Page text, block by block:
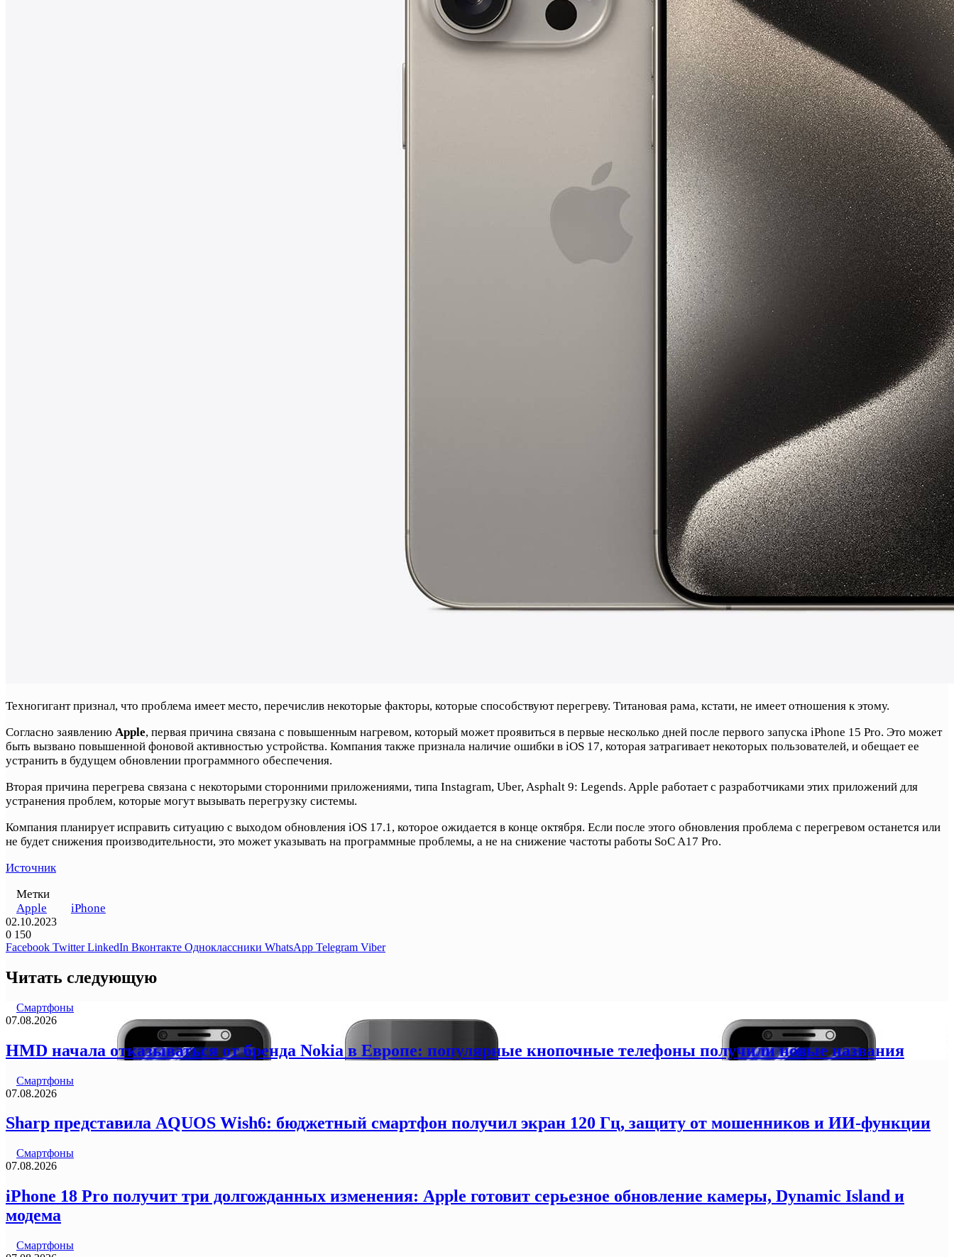
Техногигант признал, что проблема имеет место, перечислив некоторые факторы, которые способствуют перегреву. Титановая рама, кстати, не имеет отношения к этому.
Согласно заявлению Apple, первая причина связана с повышенным нагревом, который может проявиться в первые несколько дней после первого запуска iPhone 15 Pro. Это может
быть вызвано повышенной фоновой активностью устройства. Компания также признала наличие ошибки в iOS 17, которая затрагивает некоторых пользователей, и обещает ее
устранить в будущем обновлении программного обеспечения.
Вторая причина перегрева связана с некоторыми сторонними приложениями, типа Instagram, Uber, Asphalt 9: Legends. Apple работает с разработчиками этих приложений для
устранения проблем, которые могут вызывать перегрузку системы.
Компания планирует исправить ситуацию с выходом обновления iOS 17.1, которое ожидается в конце октября. Если после этого обновления проблема с перегревом останется или
не будет снижения производительности, это может указывать на программные проблемы, а не на снижение частоты работы SoC A17 Pro.
Источник
Метки
Apple
iPhone
02.10.2023
0 150
Facebook Twitter LinkedIn Вконтакте Одноклассники WhatsApp Telegram Viber
Читать следующую
Смартфоны
07.08.2026
HMD начала отказываться от бренда Nokia в Европе: популярные кнопочные телефоны получили новые названия
Смартфоны
07.08.2026
Sharp представила AQUOS Wish6: бюджетный смартфон получил экран 120 Гц, защиту от мошенников и ИИ-функции
Смартфоны
07.08.2026
iPhone 18 Pro получит три долгожданных изменения: Apple готовит серьезное обновление камеры, Dynamic Island и
модема
Смартфоны